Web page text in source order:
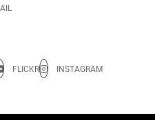
FLICKR
INSTAGRAM